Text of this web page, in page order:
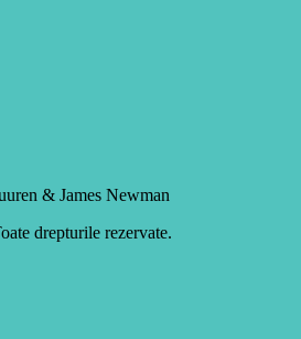
& James Newman
drepturile rezervate.